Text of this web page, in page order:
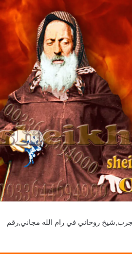
روحاني في رام الله مجاني,رقم